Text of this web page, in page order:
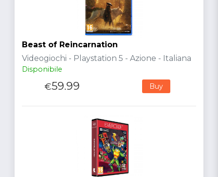
Beast of Reincarnation
Videogiochi - Playstation 5 - Azione - Italiana
Disponibile
€59.99 Buy